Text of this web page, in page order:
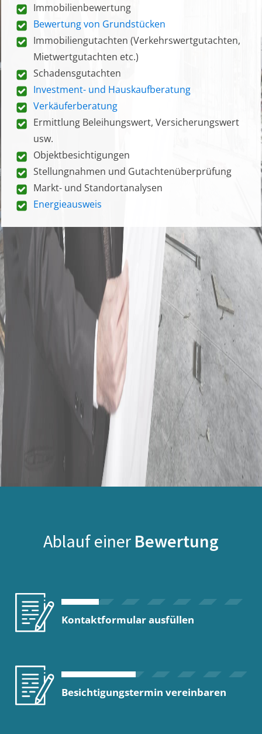
Immobilienbewertung
Bewertung von Grundstücken
Immobiliengutachten (Verkehrswertgutachten,
Mietwertgutachten etc.)
Schadensgutachten
Investment- und Hauskaufberatung
Verkäuferberatung
Ermittlung Beleihungswert, Versicherungswert
usw.
Objektbesichtigungen
Stellungnahmen und Gutachtenüberprüfung
Markt- und Standortanalysen
Energieausweis
Ablauf einer Bewertung
Kontaktformular ausfüllen
Besichtigungstermin vereinbaren